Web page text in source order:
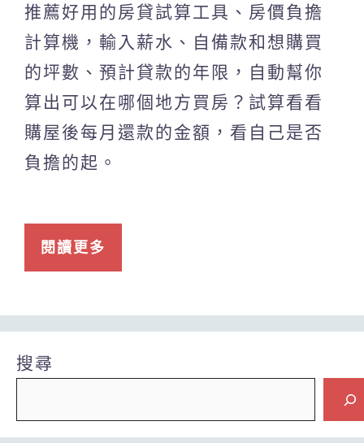
推薦好用的房貸試算工具、房價負擔
計算機，輸入薪水、自備款和想購買
的坪數、預計貸款的年限，自動幫你
算出可以在哪個地方買房？試算看看
購屋後每月還款的金額，看自己是否
負擔的起。
閱讀更多
搜尋